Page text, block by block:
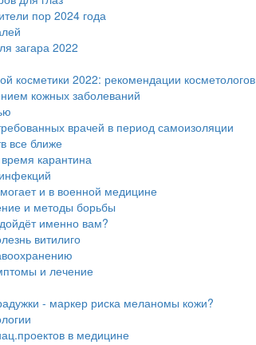
пор 2024 года
загара 2022
косметики 2022: рекомендации косметологов
кожных заболеваний
врачей в период самоизоляции
все ближе
карантина
и в военной медицине
и методы борьбы
именно вам?
витилиго
и лечение
- маркер риска меланомы кожи?
в медицине